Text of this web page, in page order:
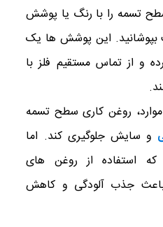
تسمه را با رنگ یا پوشش
این پوشش‌ ها یک
و از تماس مستقیم فلز با
روغن کاری سطح تسمه
و سایش جلوگیری کند. اما
استفاده از روغن‌ های
جذب آلودگی و کاهش